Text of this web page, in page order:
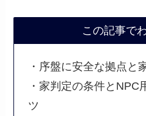
この記事で
・序盤に安全な拠点と
・家判定の条件とNPC
ツ